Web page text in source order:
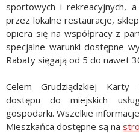
sportowych i rekreacyjnych,
przez lokalne restauracje,
opiera się na współpracy z
specjalne warunki dostępne
Rabaty sięgają od 5 do nawet
Celem Grudziądzkiej Karty
dostępu do miejskich
gospodarki. Wszelkie
Mieszkańca dostępne są na